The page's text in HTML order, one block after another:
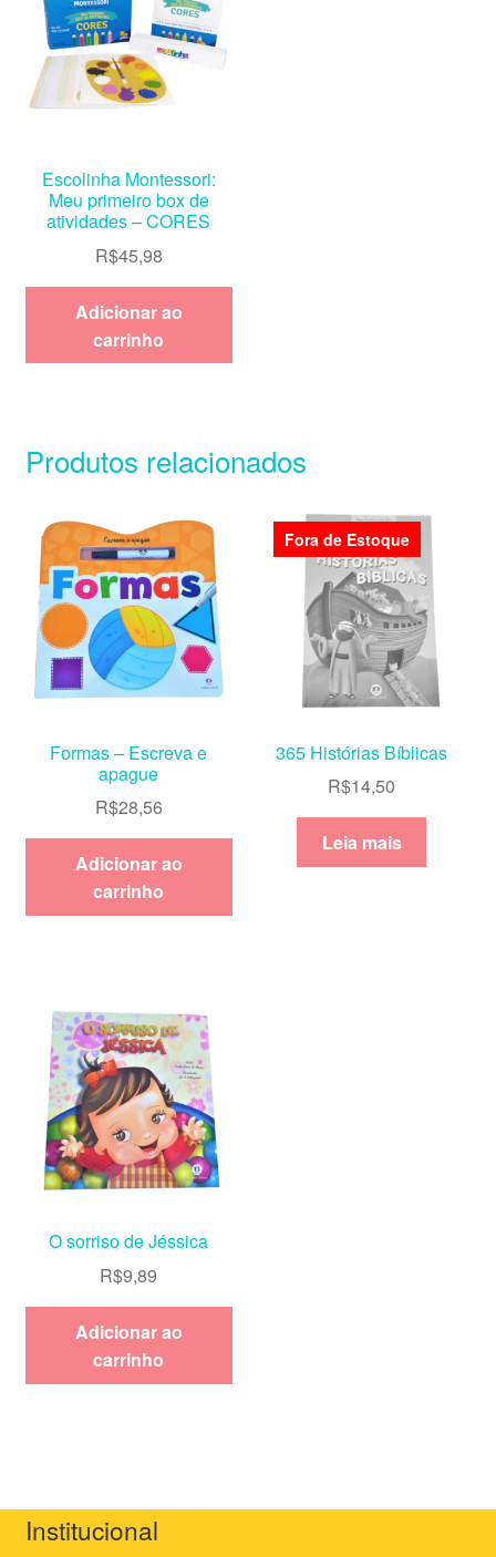
Escolinha Montessori:
Meu primeiro box de
atividades – CORES
R$45,98
Adicionar ao
carrinho
Produtos relacionados
Formas – Escreva e
apague
R$28,56
Adicionar ao
carrinho
Fora de Estoque
365 Histórias Bíblicas
R$14,50
Leia mais
O sorriso de Jéssica
R$9,89
Adicionar ao
carrinho
Institucional